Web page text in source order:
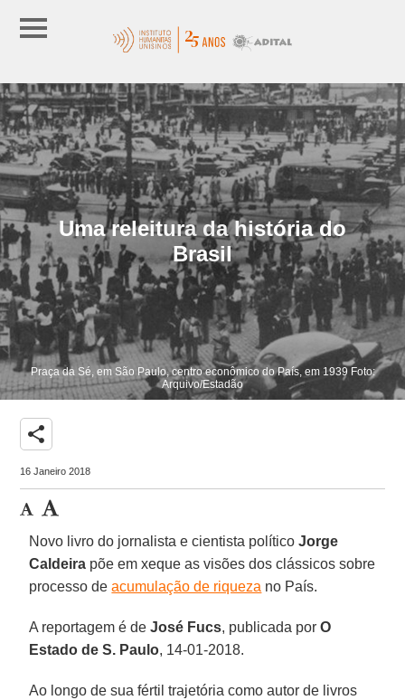
Uma releitura da história do
Brasil
Praça da Sé, em São Paulo, centro econômico do País, em 1939 Foto:
Arquivo/Estadão
share
16 Janeiro 2018
Novo livro do jornalista e cientista políticoJorge
Caldeira põe em xeque as visões dos clássicos sobre
processo deacumulação de riqueza no País.
A reportagem é deJosé Fucs, publicada porO
Estado de S. Paulo, 14-01-2018.
Ao longo de sua fértil trajetória como autor de livros